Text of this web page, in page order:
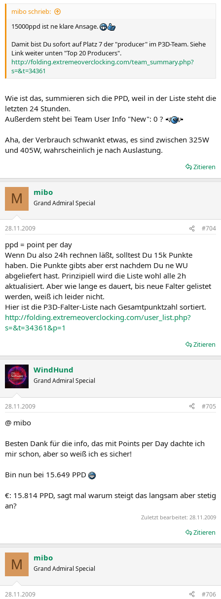
mibo schrieb:
15000ppd ist ne klare Ansage.
Damit bist Du sofort auf Platz 7 der "producer" im P3D-Team. Siehe
Link weiter unten "Top 20 Producers".
http://folding.extremeoverclocking.com/team_summary.php?
s=&t=34361
Wie ist das, summieren sich die PPD, weil in der Liste steht die
letzten 24 Stunden.
Außerdem steht bei Team User Info "New": 0 ?
Aha, der Verbrauch schwankt etwas, es sind zwischen 325W
und 405W, wahrscheinlich je nach Auslastung.
Zitieren
M mibo
Grand Admiral Special
28.11.2009 #704
ppd = point per day
Wenn Du also 24h rechnen läßt, solltest Du 15k Punkte
haben. Die Punkte gibts aber erst nachdem Du ne WU
abgeliefert hast. Prinzipiell wird die Liste wohl alle 2h
aktualisiert. Aber wie lange es dauert, bis neue Falter gelistet
werden, weiß ich leider nicht.
Hier ist die P3D-Falter-Liste nach Gesamtpunktzahl sortiert.
http://folding.extremeoverclocking.com/user_list.php?
s=&t=34361&p=1
Zitieren
WindHund
Grand Admiral Special
28.11.2009 #705
@ mibo
Besten Dank für die info, das mit Points per Day dachte ich
mir schon, aber so weiß ich es sicher!
Bin nun bei 15.649 PPD
€: 15.814 PPD, sagt mal warum steigt das langsam aber stetig
an?
Zuletzt bearbeitet: 28.11.2009
Zitieren
M mibo
Grand Admiral Special
28.11.2009 #706